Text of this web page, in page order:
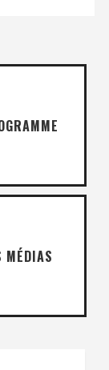
MÉDIAS